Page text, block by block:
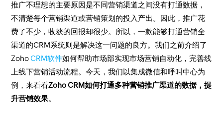
推广不理想的主要原因是不同营销渠道之间没有打通数据，
不清楚每个营销渠道或营销策划的投入产出。因此，推广花
费了不少，收获的回报却很少。所以，一款能够打通营销全
渠道的CRM系统则是解决这一问题的良方。我们之前介绍了
ZohoCRM软件如何帮助市场部实现市场营销自动化，完善线
上线下营销活动流程。今天，我们以集成微信和呼叫中心为
例，来看看Zoho CRM如何打通多种营销推广渠道的数据，提
升营销效果。